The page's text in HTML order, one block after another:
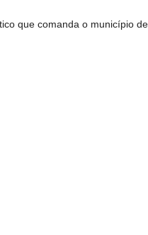
que comanda o município de